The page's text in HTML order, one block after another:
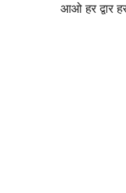
आओ हर द्वार